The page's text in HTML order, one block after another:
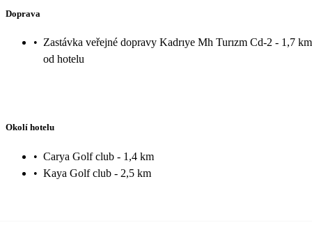
Doprava
• Zastávka veřejné dopravy Kadrıye Mh Turızm Cd-2 - 1,7 km
od hotelu
Okolí hotelu
• Carya Golf club - 1,4 km
• Kaya Golf club - 2,5 km